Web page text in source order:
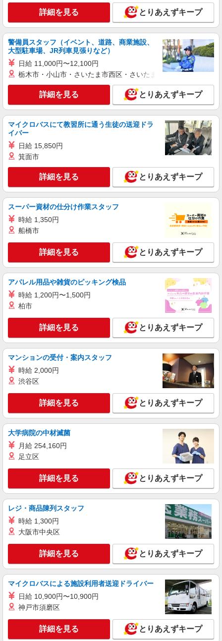
キープ 詳細を見る
派遣社員
株式会社kotrio /●NG-H-1992404
個別ケア重視！高級シニア住宅で巡回やケアな
ど＊大垣駅/日払いOK
時給1500円〜2125円 ＜日払い有/週払い有/交
通費全支給(ガソリン代含む)＞
大垣市
キープ 詳細を見る
派遣社員
株式会社kotrio /●NG-H-2029418
夕方までのデイサービス☆車の運転できる方優
遇【大垣駅】
時給1500円〜2125円 ＜日払い有/週払い有/交
株式会社kotrio /●NG-H-1907525
大垣市*デイでの生活補助☆新たなスキルを身
時給1500円〜2150円 ＜日払い有/週払い有/交
大垣市
キープ 詳細を見る
派遣社員
株式会社kotrio /●NG-H-1992510
[ 高収入 ]大垣駅近く【日収1.2万円】生活支援
員さん大募集！
時給1500円〜2125円 ＜日払い有/週払い有/交
通費全支給(ガソリン代含む)＞
詳細を見る
大垣ケアセンターそよ風：RO16245
グループホーム 介護スタッフ
【月給】250,000円〜265,000円 ▼給与詳細 処
6,000円（1回） 通勤手当 年末年始手当：380円/時
寸志あり：年2回（6月・12月） ※業績による 特
別報酬：平均26.6万円（最高額109万円） ※2025
年6月支給実績 ※処遇改善手当は試用期間中(3ヶ
月)は支給なし
キープ 詳細を見る
正社員
大垣ケアセンターそよ風：RO13956
スクランブル介護スタッフ
【月給】300,000円〜330,000円 ▼給与詳細 資
格手当：5,000〜10,000円 スクランブル手当：
10,000円 処遇改善手当：35,920円 住宅手当：規定
あり 精勤手当：8,000円 調整手当：0〜100,000円
岐阜県大垣市久瀬川町6-128
詳細を見る とりあえずキープ
警備員スタッフ（イベント、道路、商業施設、
大型駐車場、JR列車見張りなど）
日給 11,000円〜12,100円
栃木市・小山市・さいたま市西区・さいたま市岩槻区・久喜市・
詳細を見る とりあえずキープ
マイクロバスにて教習所に通う生徒の送迎ドラ
イバー
日給 15,850円
箕面市
詳細を見る とりあえずキープ
スーパー資材の仕分け作業スタッフ
時給 1,350円
船橋市
詳細を見る とりあえずキープ
アパレル用品や雑貨のピッキング検品
時給 1,200円〜1,500円
柏市
詳細を見る とりあえずキープ
マンションの受付・案内スタッフ
時給 2,000円
渋谷区
詳細を見る とりあえずキープ
大学病院の中材滅菌
月給 254,160円
足立区
詳細を見る とりあえずキープ
レジ・商品陳列スタッフ
時給 1,300円
大阪市中央区
詳細を見る とりあえずキープ
マイクロバスによる施設利用者送迎ドライバー
日給 10,900円〜10,900円
神戸市須磨区
詳細を見る とりあえずキープ